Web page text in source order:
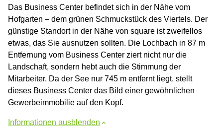
Das Business Center befindet sich in der Nähe vom
Hofgarten – dem grünen Schmuckstück des Viertels. Der
günstige Standort in der Nähe von square ist zweifellos
etwas, das Sie ausnutzen sollten. Die Lochbach in 87 m
Entfernung vom Business Center ziert nicht nur die
Landschaft, sondern hebt auch die Stimmung der
Mitarbeiter. Da der See nur 745 m entfernt liegt, stellt
dieses Business Center das Bild einer gewöhnlichen
Gewerbeimmobilie auf den Kopf.
Informationen ausblenden